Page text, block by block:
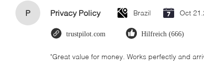
P Privacy Policy Brazil Oct
trustpilot.com Hilfreich (666)
"Great value for money. Works perfectly and